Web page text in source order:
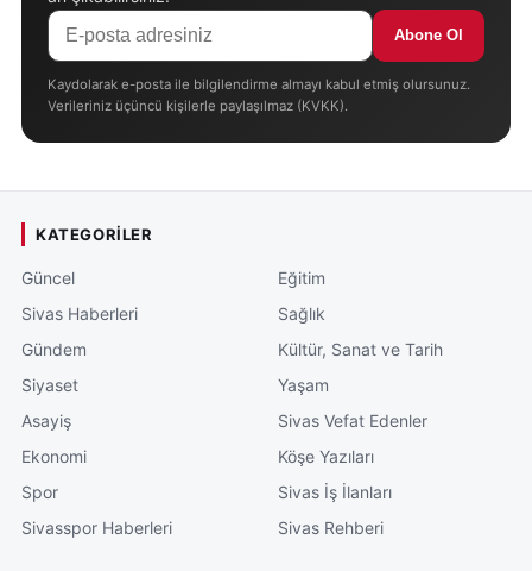
Abone Ol
Kaydolarak e-posta ile bilgilendirme almayı kabul etmiş olursunuz.
Verileriniz üçüncü kişilerle paylaşılmaz (KVKK).
KATEGORILER
Güncel
Sivas Haberleri
Gündem
Siyaset
Asayiş
Ekonomi
Spor
Sivasspor Haberleri
Eğitim
Sağlık
Kültür, Sanat ve Tarih
Yaşam
Sivas Vefat Edenler
Köşe Yazıları
Sivas İş İlanları
Sivas Rehberi